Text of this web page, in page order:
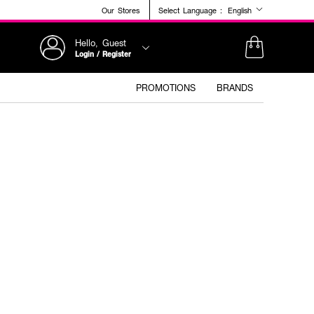
Our Stores Select Language : English
Hello, Guest
Login / Register
PROMOTIONS BRANDS